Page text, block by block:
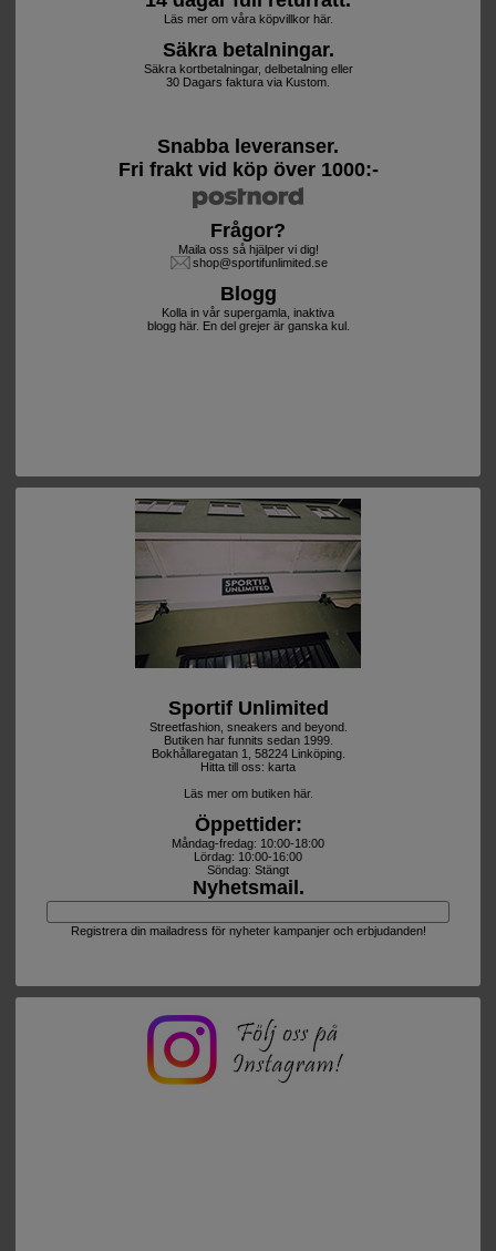
Läs mer om våra köpvillkor här.
Säkra betalningar.
Säkra kortbetalningar, delbetalning eller
30 Dagars faktura via Kustom.
Snabba leveranser.
Fri frakt vid köp över 1000:-
Frågor?
Maila oss så hjälper vi dig!
shop@sportifunlimited.se
Blogg
Kolla in vår supergamla, inaktiva
blogg här. En del grejer är ganska kul.
Sportif Unlimited
Streetfashion, sneakers and beyond.
Butiken har funnits sedan 1999.
Bokhållaregatan 1, 58224 Linköping.
Hitta till oss: karta
Läs mer om butiken här.
Öppettider:
Måndag-fredag: 10:00-18:00
Lördag: 10:00-16:00
Söndag: Stängt
Nyhetsmail.
Registrera din mailadress för nyheter kampanjer och erbjudanden!